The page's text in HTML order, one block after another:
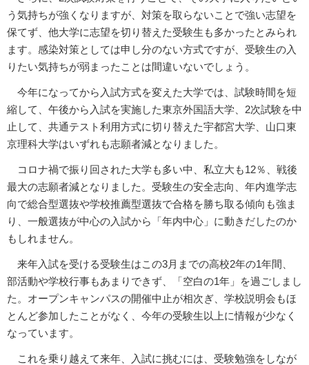
う気持ちが強くなりますが、対策を取らないことで強い志望を
保てず、他大学に志望を切り替えた受験生も多かったとみられ
ます。感染対策としては申し分のない方式ですが、受験生の入
りたい気持ちが弱まったことは間違いないでしょう。
今年になってから入試方式を変えた大学では、試験時間を短
縮して、午後から入試を実施した東京外国語大学、2次試験を中
止して、共通テスト利用方式に切り替えた宇都宮大学、山口東
京理科大学はいずれも志願者減となりました。
コロナ禍で振り回された大学も多い中、私立大も12％、戦後
最大の志願者減となりました。受験生の安全志向、年内進学志
向で総合型選抜や学校推薦型選抜で合格を勝ち取る傾向も強ま
り、一般選抜が中心の入試から「年内中心」に動きだしたのか
もしれません。
来年入試を受ける受験生はこの3月までの高校2年の1年間、
部活動や学校行事もあまりできず、「空白の1年」を過ごしまし
た。オープンキャンパスの開催中止が相次ぎ、学校説明会もほ
とんど参加したことがなく、今年の受験生以上に情報が少なく
なっています。
これを乗り越えて来年、入試に挑むには、受験勉強をしなが